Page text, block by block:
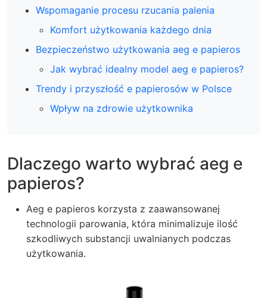
Wspomaganie procesu rzucania palenia
Komfort użytkowania każdego dnia
Bezpieczeństwo użytkowania aeg e papieros
Jak wybrać idealny model aeg e papieros?
Trendy i przyszłość e papierosów w Polsce
Wpływ na zdrowie użytkownika
Dlaczego warto wybrać aeg e
papieros?
Aeg e papieros korzysta z zaawansowanej
technologii parowania, która minimalizuje ilość
szkodliwych substancji uwalnianych podczas
użytkowania.